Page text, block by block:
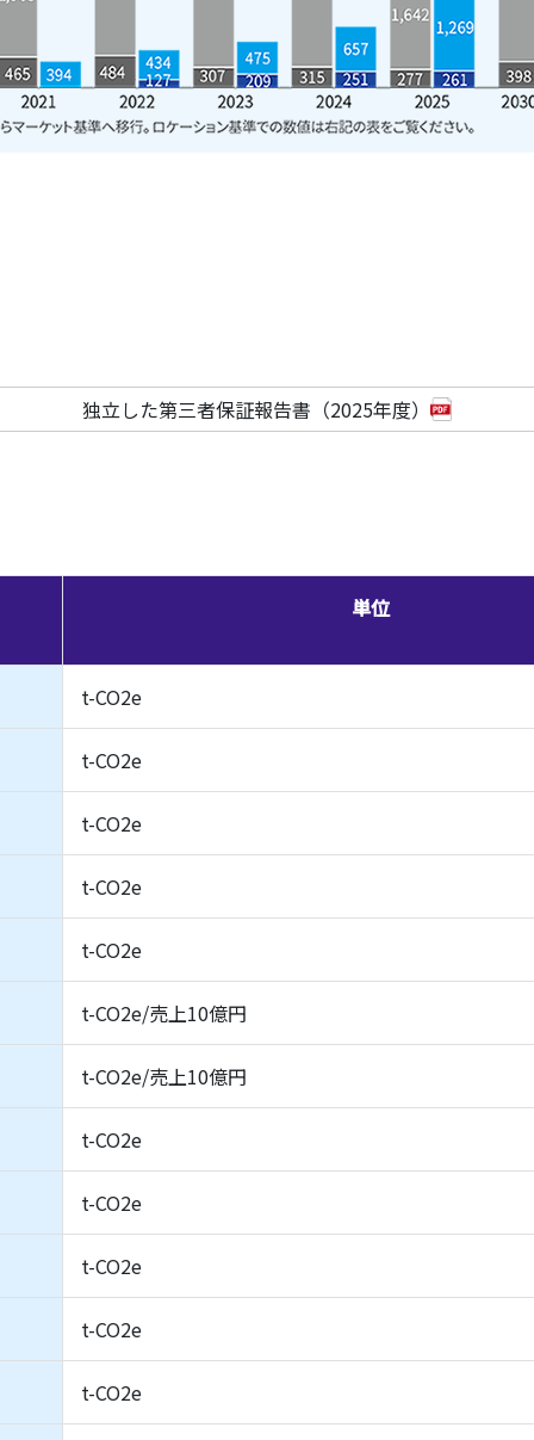
独立した第三者保証報告書（2025年度）
単位
t-CO2e
t-CO2e
t-CO2e
t-CO2e
t-CO2e
t-CO2e/売上10億円
t-CO2e/売上10億円
t-CO2e
t-CO2e
t-CO2e
t-CO2e
t-CO2e